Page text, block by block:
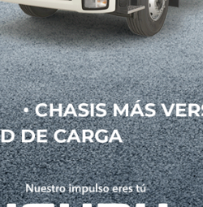
en EUpor el escándalo
al laboratorio.
se habían encerrado diez
en las que seres
las emisiones de motores